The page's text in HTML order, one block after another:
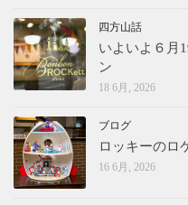
四方山話
いよいよ６月
ン
18 6月, 2026
ブログ
ロッキーのロ
16 6月, 2026